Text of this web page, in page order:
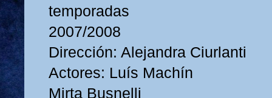
temporadas
2007/2008
Dirección: Alejandra Ciurlanti
Actores: Luís Machín
Mirta Busnelli